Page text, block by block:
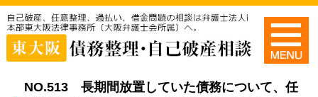
NO.513 長期間放置していた債務について、任